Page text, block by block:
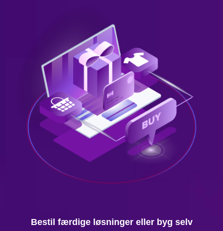
Bestil færdige løsninger eller byg selv